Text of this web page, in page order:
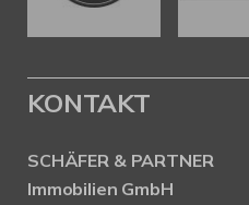
KONTAKT
SCHÄFER & PARTNER
Immobilien GmbH